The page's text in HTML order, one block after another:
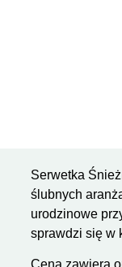
Serwetka
ślubnych
urodzinowe
sprawdzi się w